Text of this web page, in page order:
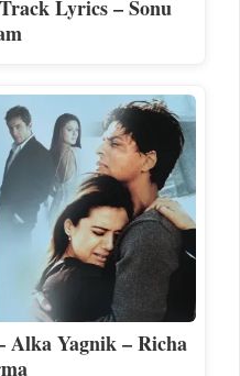
Lyrics – Sonu
Alka Yagnik – Richa